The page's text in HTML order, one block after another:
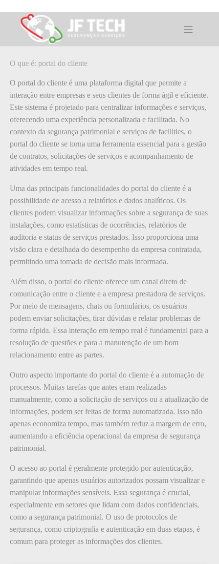
para
conteúdoO que é: portal do cliente
O que é: portal do cliente
O portal do cliente é uma plataforma digital que permite a
interação entre empresas e seus clientes de forma ágil e eficiente.
Este sistema é projetado para centralizar informações e serviços,
oferecendo uma experiência personalizada e facilitada. No
contexto da segurança patrimonial e serviços de facilities, o
portal do cliente se torna uma ferramenta essencial para a gestão
de contratos, solicitações de serviços e acompanhamento de
atividades em tempo real.
Uma das principais funcionalidades do portal do cliente é a
possibilidade de acesso a relatórios e dados analíticos. Os
clientes podem visualizar informações sobre a segurança de suas
instalações, como estatísticas de ocorrências, relatórios de
auditoria e status de serviços prestados. Isso proporciona uma
visão clara e detalhada do desempenho da empresa contratada,
permitindo uma tomada de decisão mais informada.
Além disso, o portal do cliente oferece um canal direto de
comunicação entre o cliente e a empresa prestadora de serviços.
Por meio de mensagens, chats ou formulários, os usuários
podem enviar solicitações, tirar dúvidas e relatar problemas de
forma rápida. Essa interação em tempo real é fundamental para a
resolução de questões e para a manutenção de um bom
relacionamento entre as partes.
Outro aspecto importante do portal do cliente é a automação de
processos. Muitas tarefas que antes eram realizadas
manualmente, como a solicitação de serviços ou a atualização de
informações, podem ser feitas de forma automatizada. Isso não
apenas economiza tempo, mas também reduz a margem de erro,
aumentando a eficiência operacional da empresa de segurança
patrimonial.
O acesso ao portal é geralmente protegido por autenticação,
garantindo que apenas usuários autorizados possam visualizar e
manipular informações sensíveis. Essa segurança é crucial,
especialmente em setores que lidam com dados confidenciais,
como a segurança patrimonial. O uso de protocolos de
segurança, como criptografia e autenticação em duas etapas, é
comum para proteger as informações dos clientes.